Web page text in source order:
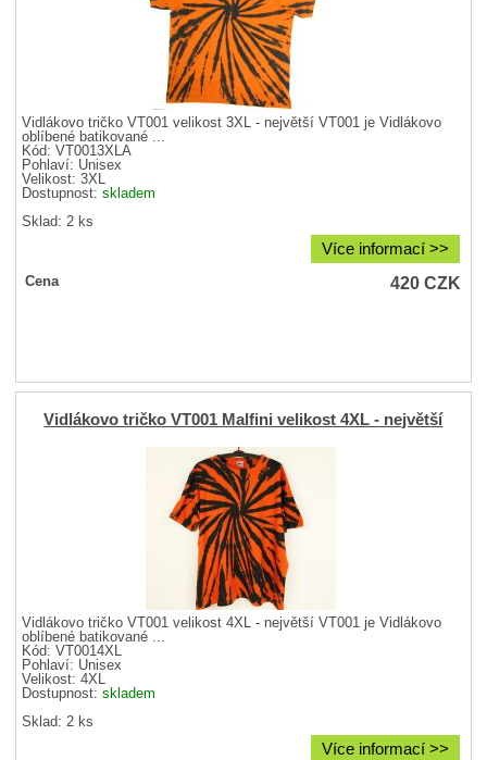
Vidlákovo tričko VT001 velikost 3XL - největší VT001 je Vidlákovo
oblíbené batikované ...
Kód: VT0013XLA
Pohlaví: Unisex
Velikost:3XL
Dostupnost:skladem
Sklad: 2 ks
Více informací >>
Cena 420CZK
Vidlákovo tričko VT001 Malfini velikost 4XL - největší
Vidlákovo tričko VT001 velikost 4XL - největší VT001 je Vidlákovo
oblíbené batikované ...
Kód: VT0014XL
Pohlaví: Unisex
Velikost:4XL
Dostupnost:skladem
Sklad: 2 ks
Více informací >>